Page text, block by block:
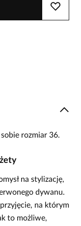
rozmiar 36.
na stylizację,
dywanu.
na którym
to możliwe,